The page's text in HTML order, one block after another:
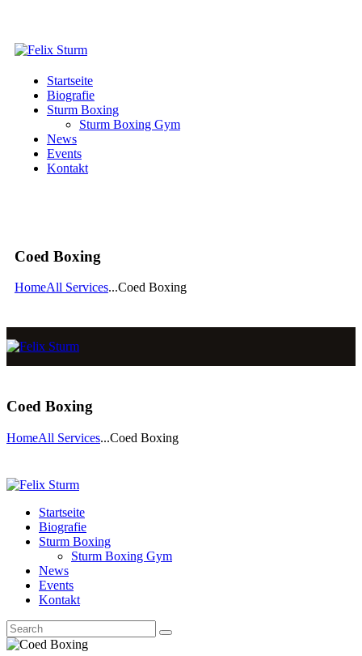
Startseite
Biografie
Sturm Boxing
Sturm Boxing Gym
News
Events
Kontakt
Coed Boxing
HomeAll Services...Coed Boxing
Coed Boxing
HomeAll Services...Coed Boxing
Startseite
Biografie
Sturm Boxing
Sturm Boxing Gym
News
Events
Kontakt